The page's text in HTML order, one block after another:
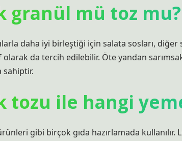
granül mü toz mu?
daha iyi birleştiği için salata sosları,
olarak da tercih edilebilir. Öte yandan
sahiptir.
tozu ile hangi
gibi birçok gıda hazırlamada kullanılır.